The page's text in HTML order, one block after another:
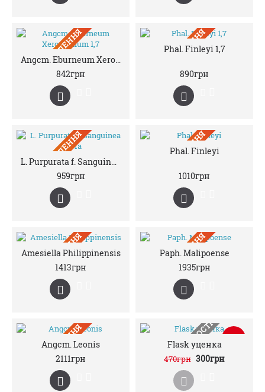
ПIД ЗАМОВЛЕННЯ
Angcm. Eburneum Xerophyllum 1,7
842грн
ПIД ЗАМОВЛЕННЯ
Phal. Finleyi 1,7
890грн
ПIД ЗАМОВЛЕННЯ
L. Purpurata f. Sanguinea Rubra
959грн
ПIД ЗАМОВЛЕННЯ
Phal. Finleyi
1010грн
ПIД ЗАМОВЛЕННЯ
Amesiella Philippinensis
1413грн
ПIД ЗАМОВЛЕННЯ
Paph. Malipoense
1935грн
ПIД ЗАМОВЛЕННЯ
Angcm. Leonis
2111грн
НЕМАЄ В НАЯВНОСТІ
Flask уценка
470грн 300грн